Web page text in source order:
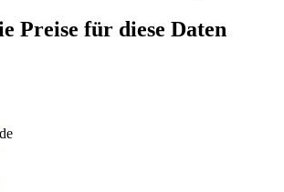
Preise für diese Daten